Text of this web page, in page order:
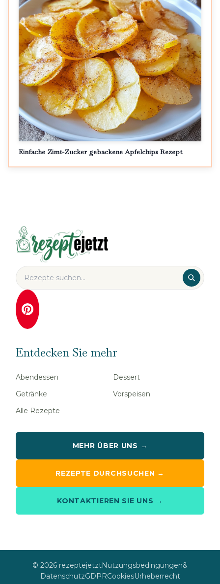
Einfache Zimt-Zucker gebackene Apfelchips Rezept
Entdecken Sie mehr
Abendessen
Dessert
Getränke
Vorspeisen
Alle Rezepte
MEHR ÜBER UNS →
REZEPTE DURCHSUCHEN →
KONTAKTIEREN SIE UNS →
© 2026 rezeptejetztNutzungsbedingungen&
DatenschutzGDPRCookiesUrheberrecht